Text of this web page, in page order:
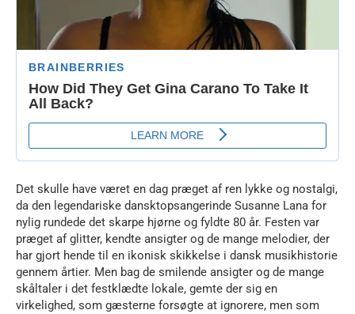
Det skulle have været en dag præget af ren lykke og nostalgi,
da den legendariske dansktopsangerinde Susanne Lana for
nylig rundede det skarpe hjørne og fyldte 80 år. Festen var
præget af glitter, kendte ansigter og de mange melodier, der
har gjort hende til en ikonisk skikkelse i dansk musikhistorie
gennem årtier. Men bag de smilende ansigter og de mange
skåltaler i det festklædte lokale, gemte der sig en
virkelighed, som gæsterne forsøgte at ignorere, men som